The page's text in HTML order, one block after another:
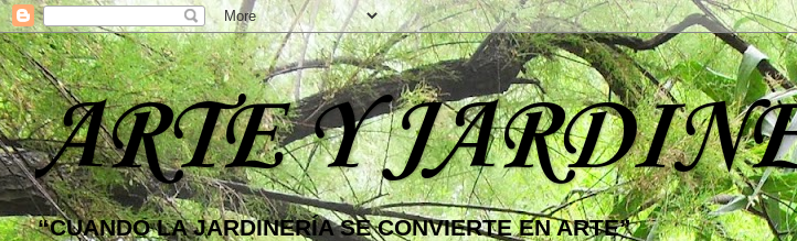
ARTE Y
“CUANDO LA JARDINERÍA SE CONVIERTE EN ARTE”